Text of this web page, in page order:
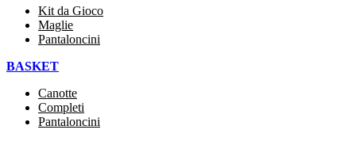
Kit da Gioco
Maglie
Pantaloncini
BASKET
Canotte
Completi
Pantaloncini